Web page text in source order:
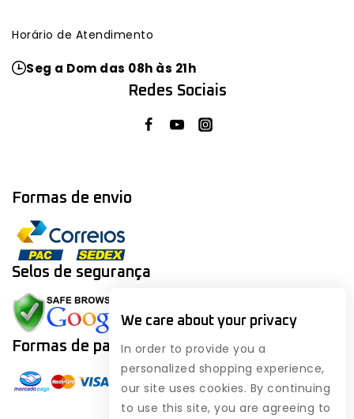
Horário de Atendimento
Seg a Dom das 08h às 21h
Redes Sociais
Formas de envio
Selos de segurança
Formas de pagamento
We care about your privacy
In order to provide you a
personalized shopping experience,
our site uses cookies. By continuing
to use this site, you are agreeing to